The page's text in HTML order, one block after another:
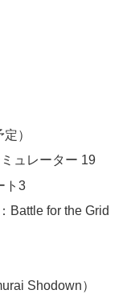
）
ュレーター 19
ト3
Battle for the Grid
Shodown）